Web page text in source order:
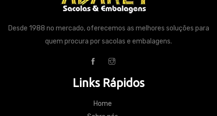
Desde 1988 no mercado, oferecemos as melhores soluções para
quem procura por sacolas e embalagens.
Links Rápidos
Home